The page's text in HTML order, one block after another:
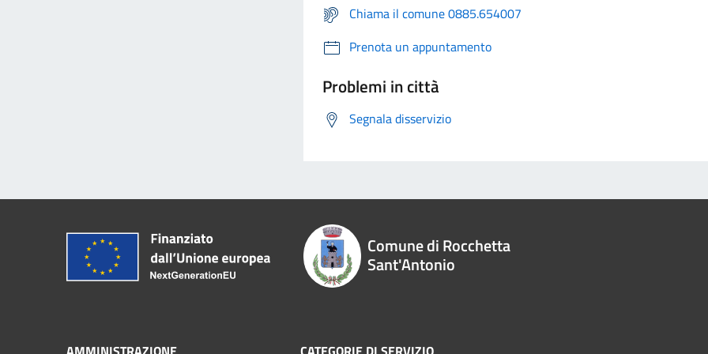
Chiama il comune 0885.654007
Prenota un appuntamento
Problemi in città
Segnala disservizio
Comune di Rocchetta
Sant'Antonio